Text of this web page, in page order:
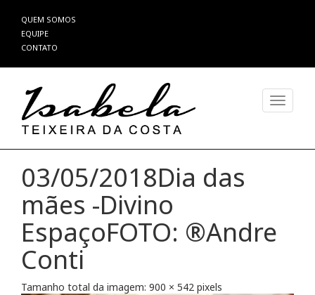
Pular
para
o
QUEM SOMOS
EQUIPE
CONTATO
03/05/2018Dia das
mães -Divino
EspaçoFOTO: ®Andre
Conti
Tamanho total da imagem: 900 × 542 pixels